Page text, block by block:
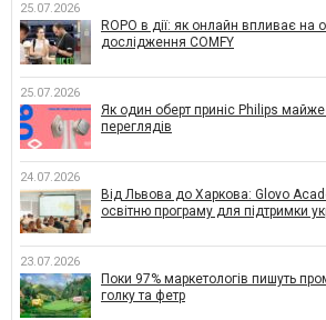
25.07.2026
ROPO в дії: як онлайн впливає
дослідження COMFY
25.07.2026
Як один оберт приніс Philips майже
переглядів
24.07.2026
Від Львова до Харкова: Glovo
освітню програму для підтримки
23.07.2026
Поки 97% маркетологів пишуть
голку та фетр